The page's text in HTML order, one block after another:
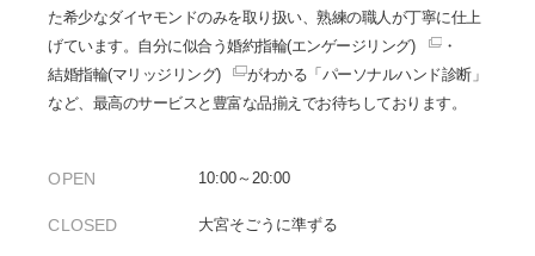
た希少なダイヤモンドのみを取り扱い、熟練の職人が丁寧に仕上
げています。自分に似合う婚約指輪(エンゲージリング)
・
結婚指輪(マリッジリング)
がわかる「パーソナルハンド診断」
など、最高のサービスと豊富な品揃えでお待ちしております。
OPEN 10:00～20:00
CLOSED 大宮そごうに準ずる